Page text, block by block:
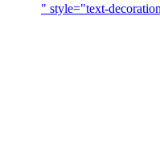
" style="text-